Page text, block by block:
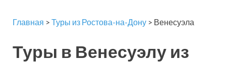
Главная > Туры из Ростова-на-Дону > Венесуэла
Туры в Венесуэлу из